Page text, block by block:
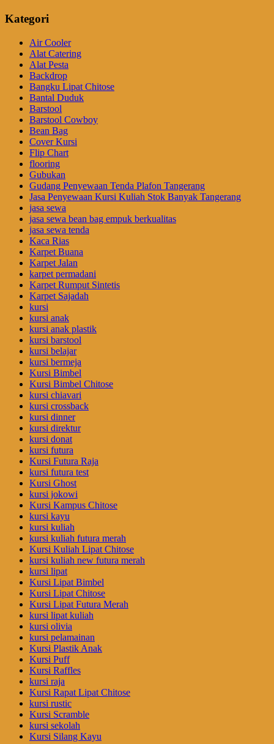
Kategori
Air Cooler
Alat Catering
Alat Pesta
Backdrop
Bangku Lipat Chitose
Bantal Duduk
Barstool
Barstool Cowboy
Bean Bag
Cover Kursi
Flip Chart
flooring
Gubukan
Gudang Penyewaan Tenda Plafon Tangerang
Jasa Penyewaan Kursi Kuliah Stok Banyak Tangerang
jasa sewa
jasa sewa bean bag empuk berkualitas
jasa sewa tenda
Kaca Rias
Karpet Buana
Karpet Jalan
karpet permadani
Karpet Rumput Sintetis
Karpet Sajadah
kursi
kursi anak
kursi anak plastik
kursi barstool
kursi belajar
kursi bermeja
Kursi Bimbel
Kursi Bimbel Chitose
kursi chiavari
kursi crossback
kursi dinner
kursi direktur
kursi donat
kursi futura
Kursi Futura Raja
kursi futura test
Kursi Ghost
kursi jokowi
Kursi Kampus Chitose
kursi kayu
kursi kuliah
kursi kuliah futura merah
Kursi Kuliah Lipat Chitose
kursi kuliah new futura merah
kursi lipat
Kursi Lipat Bimbel
Kursi Lipat Chitose
Kursi Lipat Futura Merah
kursi lipat kuliah
kursi olivia
kursi pelamainan
Kursi Plastik Anak
Kursi Puff
Kursi Raffles
kursi raja
Kursi Rapat Lipat Chitose
kursi rustic
Kursi Scramble
kursi sekolah
Kursi Silang Kayu